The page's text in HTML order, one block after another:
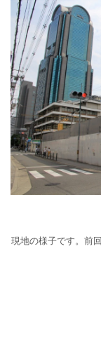
現地の様子です。前